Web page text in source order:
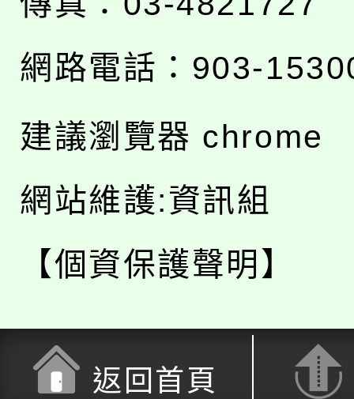
網路電話：903-
建議瀏覽器 chrome
網站維護:資訊組
【個資保護聲明】
返回首頁